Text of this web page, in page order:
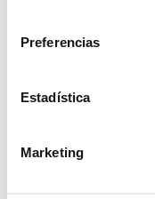
Preferencias
Estadística
Marketing